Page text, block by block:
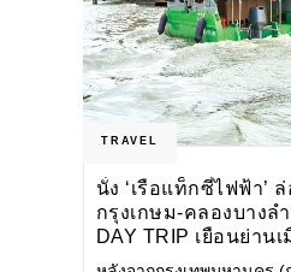
TRAVEL
นั่ง ‘เรือแท็กซี่ไฟฟ้า’
กรุงเกษม-คลองบางล
DAY TRIP เยือนย่าน
โลว์ไลฟ์แบบ